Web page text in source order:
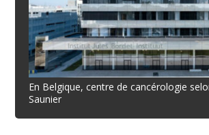
En Belgique, centre de cancérologie
Saunier